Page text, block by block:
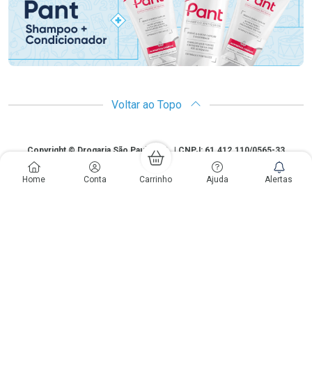
Home Conta Carrinho Ajuda Alertas
Voltar ao Topo
CopyrightCopyright © Drogaria São Paulo S.A. | CNPJ: 61.412.110/0565-33
São Paulo - SP: Avenida Renata, 60, Chácara Belenzinho - Vila Formosa
Gislaine Lima Meo CRF 40.354 | 24 horas| Autorização de funcionamento: